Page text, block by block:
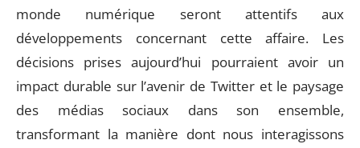
monde numérique seront attentifs aux
développements concernant cette affaire. Les
décisions prises aujourd’hui pourraient avoir un
impact durable sur l’avenir de Twitter et le paysage
des médias sociaux dans son ensemble,
transformant la manière dont nous interagissons